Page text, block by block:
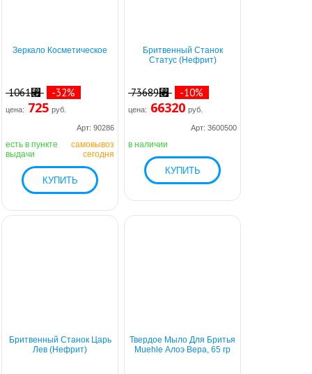
Зеркало Косметическое
1061⃏ -32%
цена: 725 руб.
Арт: 90286
есть в пункте
выдачи
самовывоз
сегодня
Бритвенный Станок
Статус (Нефрит)
73689⃏ -10%
цена: 66320 руб.
Арт: 3600500
в наличии
Бритвенный Станок Царь
Лев (Нефрит)
Твердое Мыло Для Бритья
Muehle Алоэ Вера, 65 гр